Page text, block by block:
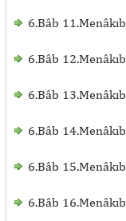
6.Bâb 11.Menâkıb
6.Bâb 12.Menâkıb
6.Bâb 13.Menâkıb
6.Bâb 14.Menâkıb
6.Bâb 15.Menâkıb
6.Bâb 16.Menâkıb